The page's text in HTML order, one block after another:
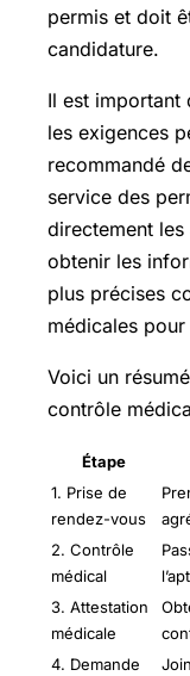
permis et doit
candidature.
Il est important
les exigences
recommandé
service des
directement
obtenir les
plus précises
médicales pour
Voici un
contrôle
Étape
1. Prise de
rendez-vous
2. Contrôle
médical
3. Attestation
médicale
4. Demande